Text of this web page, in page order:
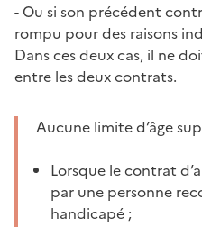
- Ou si son précédent
rompu pour des raisons
Dans ces deux cas, il ne
entre les deux contrats.
Aucune limite d’âge
Lorsque le contrat
par une personne
handicapé ;